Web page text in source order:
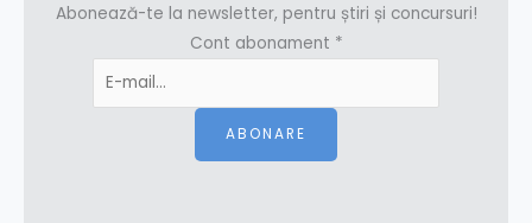
Abonează-te la newsletter, pentru știri și concursuri!
Cont abonament *
ABONARE